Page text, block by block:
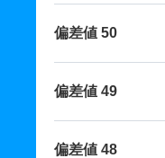
偏差値 50
偏差値 49
偏差値 48